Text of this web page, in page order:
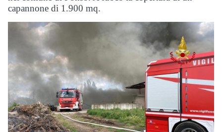
capannone di 1.900 mq.